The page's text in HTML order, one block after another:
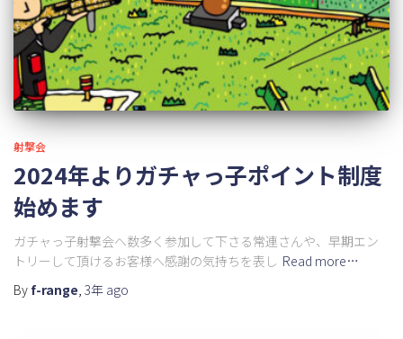
射撃会
2024年よりガチャっ子ポイント制度
始めます
ガチャっ子射撃会へ数多く参加して下さる常連さんや、早期エン
トリーして頂けるお客様へ感謝の気持ちを表し Read more…
By f-range 3年 ago